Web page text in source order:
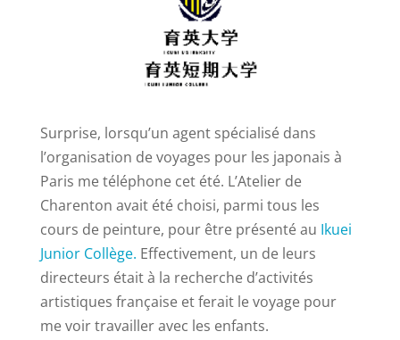
Surprise, lorsqu’un agent spécialisé dans
l’organisation de voyages pour les japonais à
Paris me téléphone cet été. L’Atelier de
Charenton avait été choisi, parmi tous les
cours de peinture, pour être présenté au Ikuei
Junior Collège. Effectivement, un de leurs
directeurs était à la recherche d’activités
artistiques française et ferait le voyage pour
me voir travailler avec les enfants.